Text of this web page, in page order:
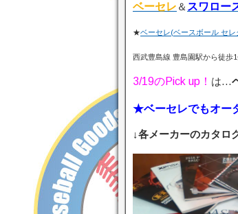
ベーセレ ＆ スワロー
★ベーセレ(ベースボール セレ
西武豊島線 豊島園駅から徒歩
3/19のPick up！ は…
★ベーセレでもオー
↓各メーカーのカタロ